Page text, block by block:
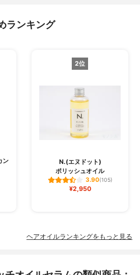
ランキング
ン
2位
N.(エヌドット)
ポリッシュオイル
3.90(105)
¥2,950
ヘアオイルランキングをもっと見る